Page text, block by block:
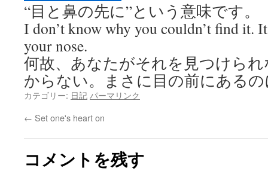
“目と鼻の先に”という意味です。
I don’t know why you couldn’t find it.
your nose.
何故、あなたがそれを見つけら
からない。まさに目の前にある
カテゴリー: 日記 パーマリンク
← Set one's heart on
コメントを残す